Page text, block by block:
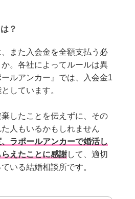
？
また入会金を全額支払う必
。各社によってルールは異
ルアンカー』では、入会金1
しています。
したことを伝えずに、その
人もいるかもしれません
、ラポールアンカーで婚活し
えたことに感謝して、適切
いる結婚相談所です。